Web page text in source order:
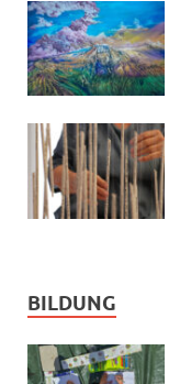
BILDUNG